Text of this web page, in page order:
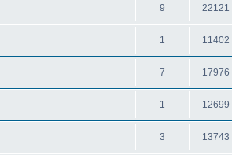
9 22121
1 11402
7 17976
1 12699
3 13743